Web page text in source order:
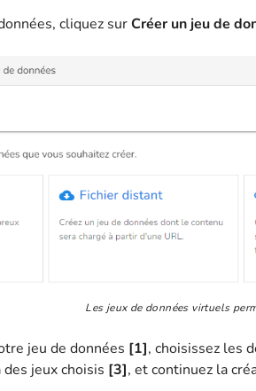
cliquez surCréer un jeu de
Les jeux de données virtuels
jeu de données [1], choisissez les
jeux choisis [3], et continuez la